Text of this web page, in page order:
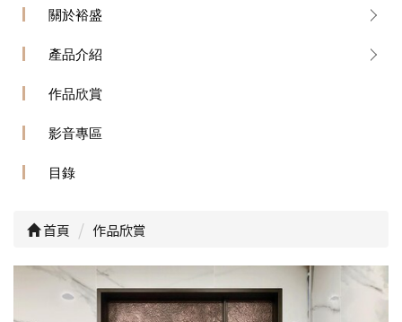
關於裕盛
產品介紹
作品欣賞
影音專區
目錄
首頁 作品欣賞